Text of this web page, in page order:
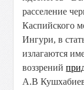
расселение
Каспийского
Ингури, в
излагаются
воззрений
А.В